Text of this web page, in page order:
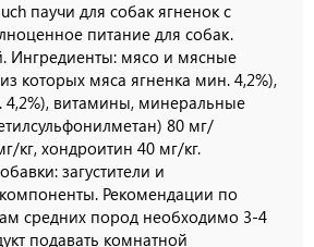
паучи для собак ягненок с
питание для собак.
Ингредиенты: мясо и мясные
которых мяса ягненка мин. 4,2%),
витамины, минеральные
80 мг/
кг, хондроитин 40 мг/кг.
загустители и
Рекомендации по
средних пород необходимо 3-4
подавать комнатной